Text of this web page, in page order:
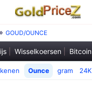
GOUD/OUNCE
Wisselkoersen Bitcoin
Ounce gram 24K